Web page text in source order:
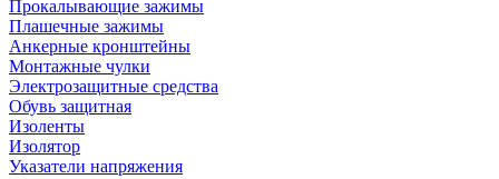
Прокалывающие зажимы
Плашечные зажимы
Анкерные кронштейны
Монтажные чулки
Электрозащитные средства
Обувь защитная
Изоленты
Изолятор
Указатели напряжения